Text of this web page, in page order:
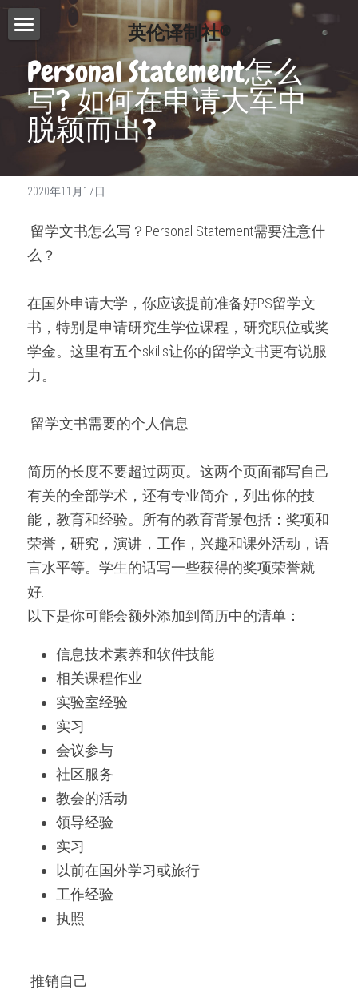
英伦译制社®
服务介绍
Essay代写
Dissertation代写
Proofreading
论文修改服务
留学申请资料
工作简历制作
出版与商业写作
费用查询
写作指南
写作技巧
免费模板
常见问题
精英招募
搜索
Personal Statement怎么
写? 如何在申请大军中
脱颖而出?
2020年11月17日
么？
在国外申请大学，你应该提前准备好PS留学文
书，特别是申请研究生学位课程，研究职位或奖
学金。这里有五个skills让你的留学文书更有说服
力。
留学文书需要的个人信息
简历的长度不要超过两页。这两个页面都写自己
有关的全部学术，还有专业简介，列出你的技
能，教育和经验。所有的教育背景包括：奖项和
荣誉，研究，演讲，工作，兴趣和课外活动，语
言水平等。学生的话写一些获得的奖项荣誉就
好.
以下是你可能会额外添加到简历中的清单：
信息技术素养和软件技能
相关课程作业
实验室经验
实习
会议参与
社区服务
教会的活动
领导经验
实习
以前在国外学习或旅行
工作经验
执照
推销自己!